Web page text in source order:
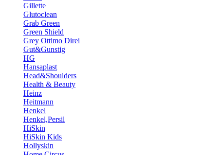
Gillette
Glutoclean
Grab Green
Green Shield
Grey Ottimo Direi
Gut&Gunstig
HG
Hansaplast
Head&Shoulders
Health & Beauty
Heinz
Heitmann
Henkel
Henkel,Persil
HiSkin
HiSkin Kids
Hollyskin